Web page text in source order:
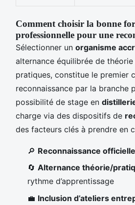
Comment choisir la bonne
professionnelle pour une
Sélectionner un organisme
alternance équilibrée de théorie
pratiques, constitue le premier
reconnaissance par la branche
possibilité de stage en
charge via des dispositifs de
des facteurs clés à prendre en
🔎 Reconnaissance
🔄 Alternance théorie/
rythme d’apprentissage
💼 Inclusion d’ateliers